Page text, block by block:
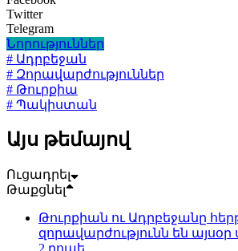
Twitter
Telegram
Նորություններ
# Ադրբեջան
# Զորավարժություններ
# Թուրքիա
# Պակիստան
Այս թեմայով
Ուցադրել
Թաքցնել
Թուրքիան ու Ադրբեջանը
զորավարժությունն են այսօր